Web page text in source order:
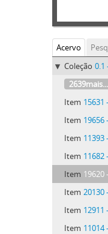
Acervo
Coleção 0.1 -
2639mais...
Item 15631 - UM PÓ SILICIOSO
Item 19656 -
Item 11393 -
Item 11682 - UMA NOVA APPLICAÇÃO DE
Item 19620 - UM
Item 20130 - UMA
Item 12911 - UMA
Item 11014 - UM NOVO